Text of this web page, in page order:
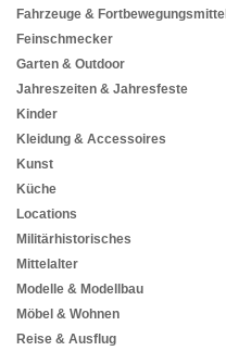
Fahrzeuge & Fortbewegungsmittel
Feinschmecker
Garten & Outdoor
Jahreszeiten & Jahresfeste
Kinder
Kleidung & Accessoires
Kunst
Küche
Locations
Militärhistorisches
Mittelalter
Modelle & Modellbau
Möbel & Wohnen
Reise & Ausflug